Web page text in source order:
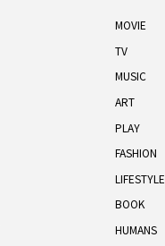
MOVIE
TV
MUSIC
ART
PLAY
FASHION
LIFESTYLE
BOOK
HUMANS